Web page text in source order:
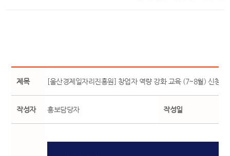
제목 [울산경제일자리진흥원] 창업자 역량 강화 교육 (7~8월) 신청
작성자 홍보담당자 작성일